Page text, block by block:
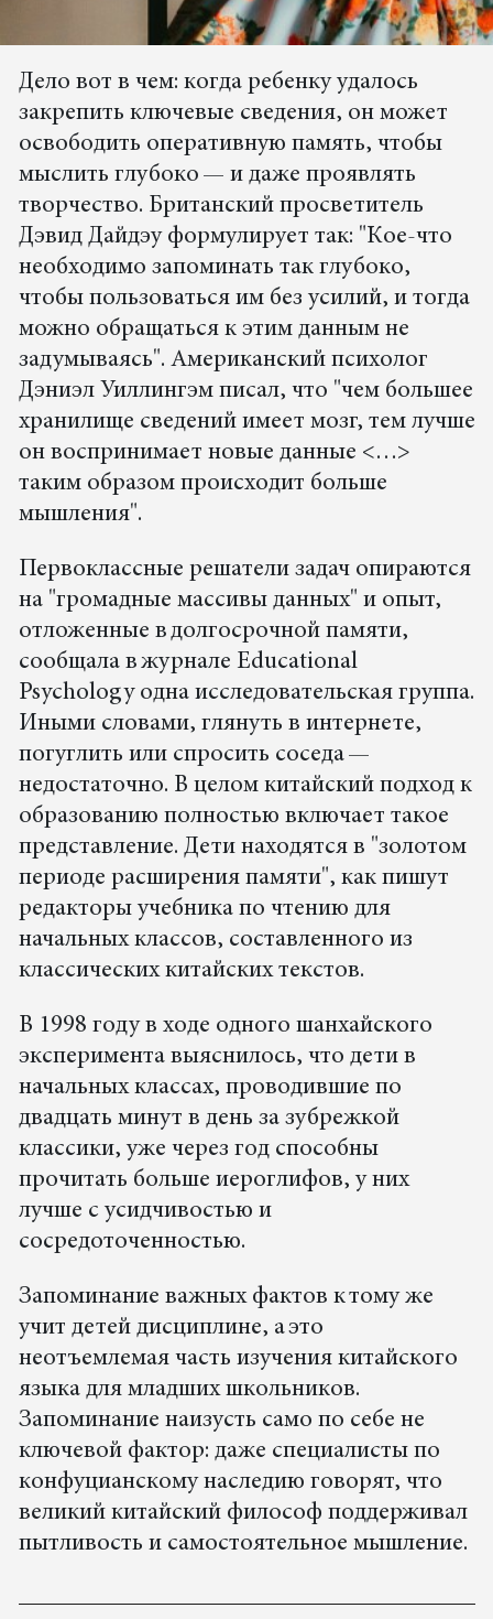
Дело вот в чем: когда ребенку удалось
закрепить ключевые сведения, он может
освободить оперативную память, чтобы
мыслить глубоко — и даже проявлять
творчество. Британский просветитель
Дэвид Дайдэу формулирует так: "Кое-что
необходимо запоминать так глубоко,
чтобы пользоваться им без усилий, и тогда
можно обращаться к этим данным не
задумываясь". Американский психолог
Дэниэл Уиллингэм писал, что "чем большее
хранилище сведений имеет мозг, тем лучше
он воспринимает новые данные <…>
таким образом происходит больше
мышления".
Первоклассные решатели задач опираются
на "громадные массивы данных" и опыт,
отложенные в долгосрочной памяти,
сообщала в журнале Educational
Psychology одна исследовательская группа.
Иными словами, глянуть в интернете,
погуглить или спросить соседа —
недостаточно. В целом китайский подход к
образованию полностью включает такое
представление. Дети находятся в "золотом
периоде расширения памяти", как пишут
редакторы учебника по чтению для
начальных классов, составленного из
классических китайских текстов.
В 1998 году в ходе одного шанхайского
эксперимента выяснилось, что дети в
начальных классах, проводившие по
двадцать минут в день за зубрежкой
классики, уже через год способны
прочитать больше иероглифов, у них
лучше с усидчивостью и
сосредоточенностью.
Запоминание важных фактов к тому же
учит детей дисциплине, а это
неотъемлемая часть изучения китайского
языка для младших школьников.
Запоминание наизусть само по себе не
ключевой фактор: даже специалисты по
конфуцианскому наследию говорят, что
великий китайский философ поддерживал
пытливость и самостоятельное мышление.